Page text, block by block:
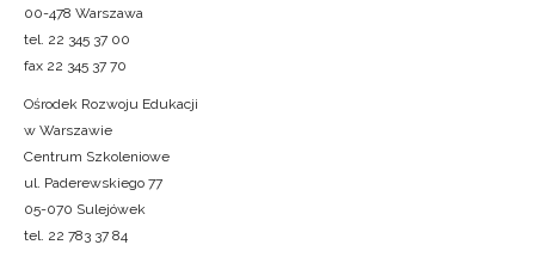
00-478 Warszawa
tel. 22 345 37 00
fax 22 345 37 70
Ośrodek Rozwoju Edukacji
w Warszawie
Centrum Szkoleniowe
ul. Paderewskiego 77
05-070 Sulejówek
tel. 22 783 37 84